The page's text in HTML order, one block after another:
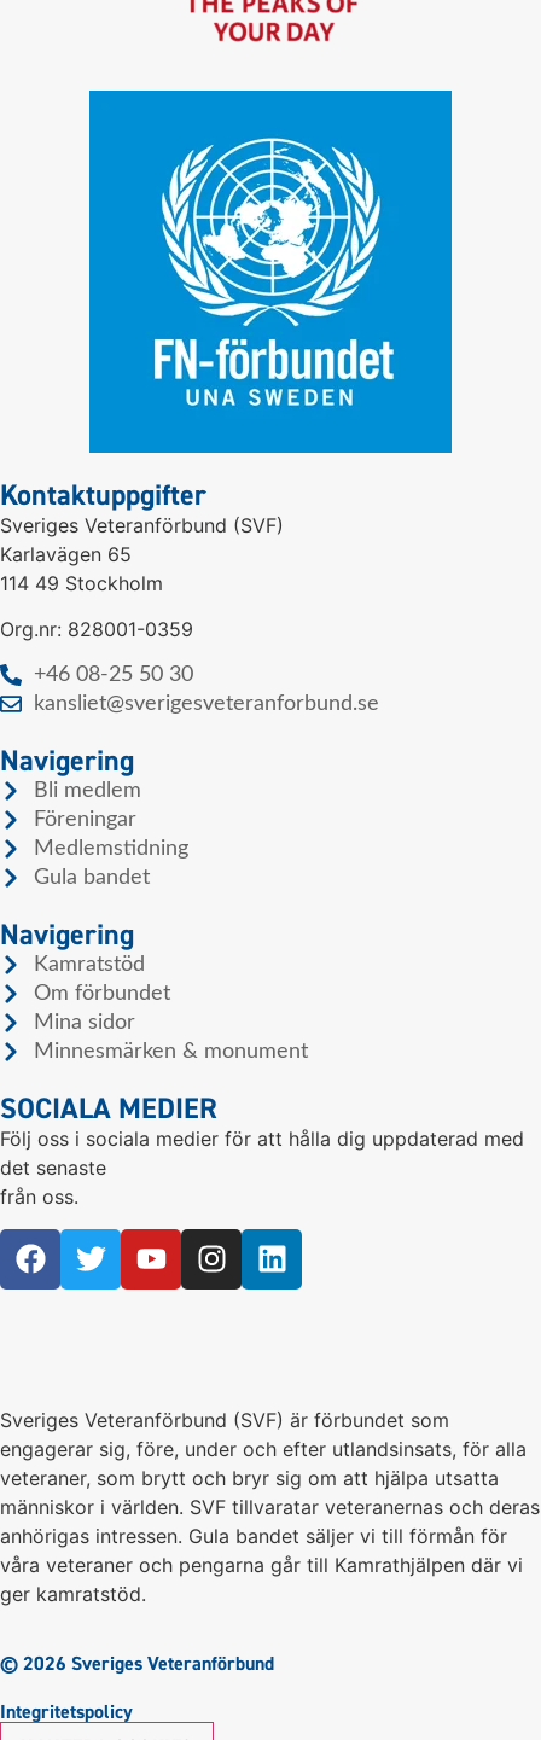
Kontaktuppgifter
Sveriges Veteranförbund (SVF)
Karlavägen 65
114 49 Stockholm
Org.nr: 828001-0359
+46 08-25 50 30
kansliet@sverigesveteranforbund.se
Navigering
Bli medlem
Föreningar
Medlemstidning
Gula bandet
Navigering
Kamratstöd
Om förbundet
Mina sidor
Minnesmärken & monument
SOCIALA MEDIER
Följ oss i sociala medier för att hålla dig uppdaterad med
det senaste
från oss.
Sveriges Veteranförbund (SVF) är förbundet som
engagerar sig, före, under och efter utlandsinsats, för alla
veteraner, som brytt och bryr sig om att hjälpa utsatta
människor i världen. SVF tillvaratar veteranernas och deras
anhörigas intressen. Gula bandet säljer vi till förmån för
våra veteraner och pengarna går till Kamrathjälpen där vi
ger kamratstöd.
© 2026 Sveriges Veteranförbund
Integritetspolicy